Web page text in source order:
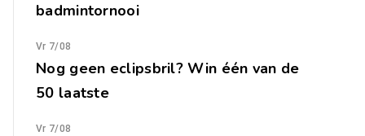
badmintornooi
Vr 7/08
Nog geen eclipsbril? Win één van de
50 laatste
Vr 7/08